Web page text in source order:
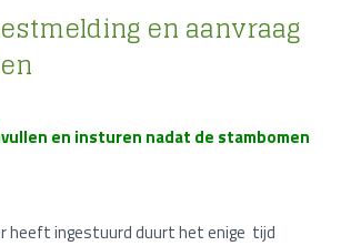
en aanvraag
en insturen nadat de stambomen
heeft ingestuurd duurt het enige tijd